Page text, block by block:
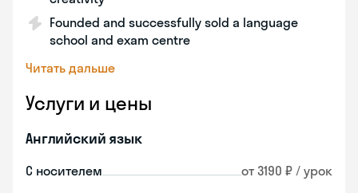
Founded and successfully sold a language
school and exam centre
Читать дальше
Услуги и цены
Английский язык
С носителем от 3190 ₽ / урок